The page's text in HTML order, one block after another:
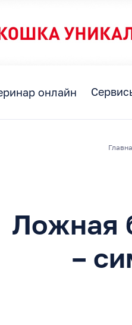
онлайн
Ложная
–